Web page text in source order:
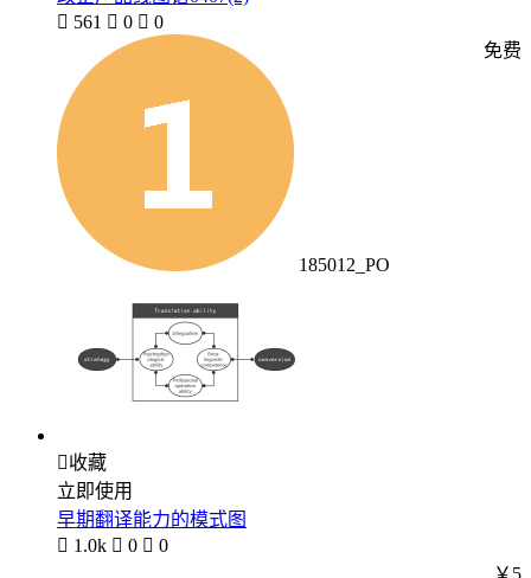
 561  0  0
185012_PO
免费
收藏
立即使用
早期翻译能力的模式图
 1.0k  0  0
￥5